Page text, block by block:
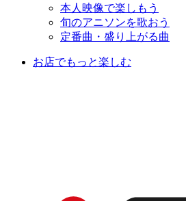
本人映像で楽しもう
旬のアニソンを歌おう
定番曲・盛り上がる曲
お店でもっと楽しむ